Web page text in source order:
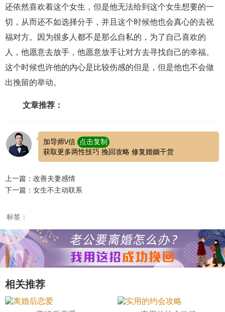
还依然喜欢着这个女生，但是他无法给到这个女生想要的一
切，从而还不如选择分手，并且这个时候他也会真心的去祝
福对方。因为很多人都不是那么自私的，为了自己喜欢的
人，他愿意去放手，他愿意放手让对方去寻找自己的幸福。
这个时候也许他的内心是比较伤感的但是，但是他也不会做
出挽留的举动。
文章推荐：
加导师\/信
点击复制
获取更多两性技巧 挽回攻略 修复婚姻干货
上一篇：改善夫妻感情
下一篇：女生不主动联系
标签：
相关推荐